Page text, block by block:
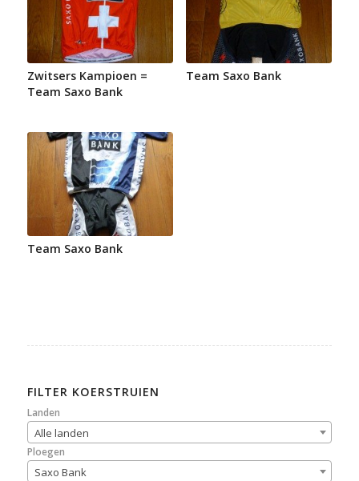
Zwitsers Kampioen =
Team Saxo Bank
Team Saxo Bank
Team Saxo Bank
FILTER KOERSTRUIEN
Landen
Alle landen
Ploegen
Saxo Bank